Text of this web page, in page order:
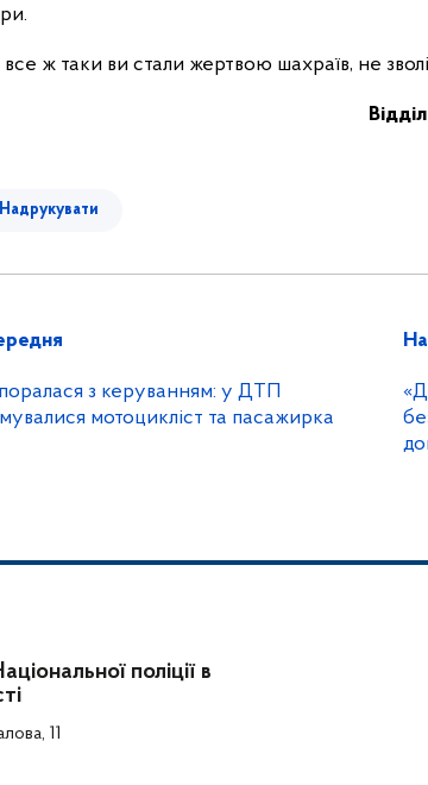
ж таки ви стали жертвою шахраїв, не
Надрукувати
з керуванням: у ДТП
мотоцикліст та пасажирка
поліції в
11